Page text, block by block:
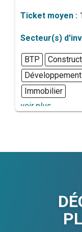
Ticket moyen :
Secteur(s)
BTP
Immobilier
voir plus...